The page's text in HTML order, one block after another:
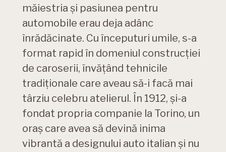
măiestria și pasiunea pentru
automobile erau deja adânc
înrădăcinate. Cu începuturi umile, s-a
format rapid în domeniul construcției
de caroserii, învățând tehnicile
tradiționale care aveau să-i facă mai
târziu celebru atelierul. În 1912, și-a
fondat propria companie la Torino, un
oraș care avea să devină inima
vibrantă a designului auto italian și nu